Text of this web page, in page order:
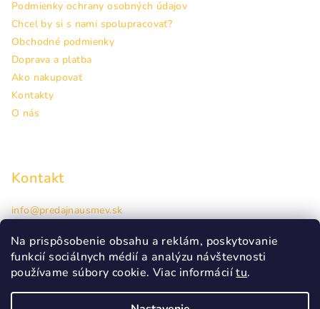
Na prispôsobenie obsahu a reklám, poskytovanie
funkcií sociálnych médií a analýzu návštevnosti
používame súbory cookie. Viac informáciítu.
Podmienky ochrany osobných údajov
Chcel by si s nami spolupracovať?
Obchodné podmienky
Doprava a platba
Ako nakupovať
Kontakty
O nás
Kontakt
info@predajnausmev.sk
Hlavná 38, Prešov